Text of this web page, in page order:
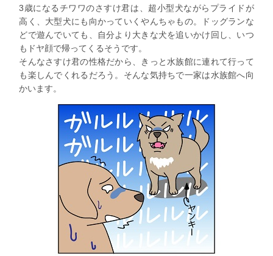
3歳になるチワワのさすけ君は、超小型犬ながらプライドが
高く、大型犬にも向かっていくやんちゃもの。ドッグランな
どで遊んでいても、自分より大きな犬を追いかけ回し、いつ
もドヤ顔で帰ってくるそうです。
そんなさすけ君の性格だから、きっと水族館に連れて行って
も楽しんでくれるだろう。そんな気持ちで一家は水族館へ向
かいます。